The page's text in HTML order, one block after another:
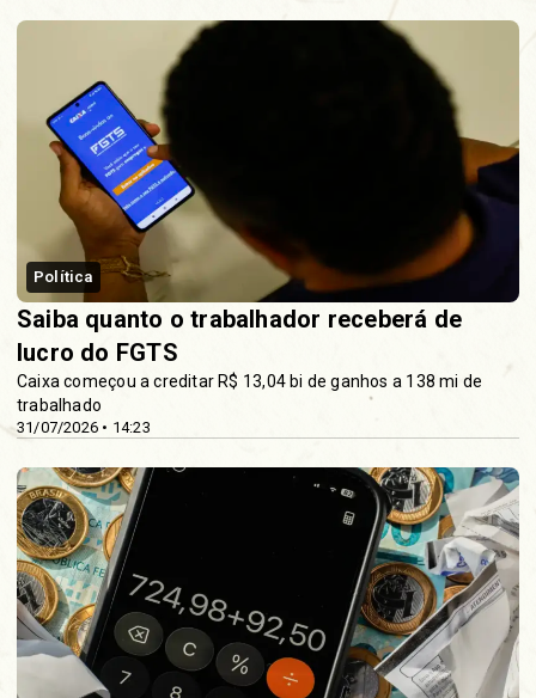
Política
31/07/2026 • 14:23
Saiba quanto o trabalhador receberá de
lucro do FGTS
Caixa começou a creditar R$ 13,04 bi de ganhos a 138 mi de
trabalhado